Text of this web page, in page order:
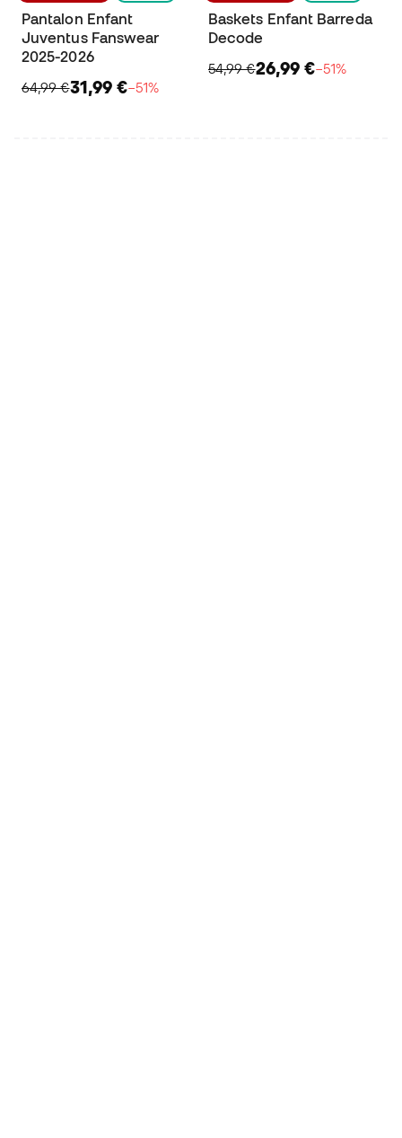
Pantalon Enfant
Juventus Fanswear
2025-2026
64,99 €31,99 €−51%
Baskets Enfant Barreda
Decode
54,99 €26,99 €−51%